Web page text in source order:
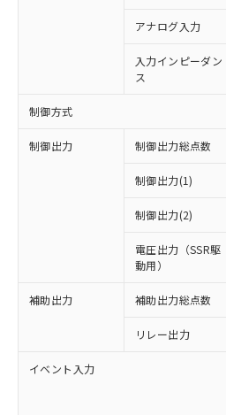
アナログ入力
入力インピーダン
ス
制御方式
制御出力 制御出力総点数
制御出力(1)
制御出力(2)
電圧出力（SSR駆
動用）
補助出力 補助出力総点数
リレー出力
イベント入力